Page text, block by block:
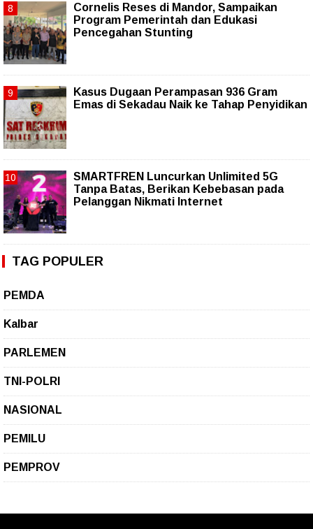
Cornelis Reses di Mandor, Sampaikan
Program Pemerintah dan Edukasi
Pencegahan Stunting
Kasus Dugaan Perampasan 936 Gram
Emas di Sekadau Naik ke Tahap Penyidikan
SMARTFREN Luncurkan Unlimited 5G
Tanpa Batas, Berikan Kebebasan pada
Pelanggan Nikmati Internet
TAG POPULER
PEMDA
Kalbar
PARLEMEN
TNI-POLRI
NASIONAL
PEMILU
PEMPROV